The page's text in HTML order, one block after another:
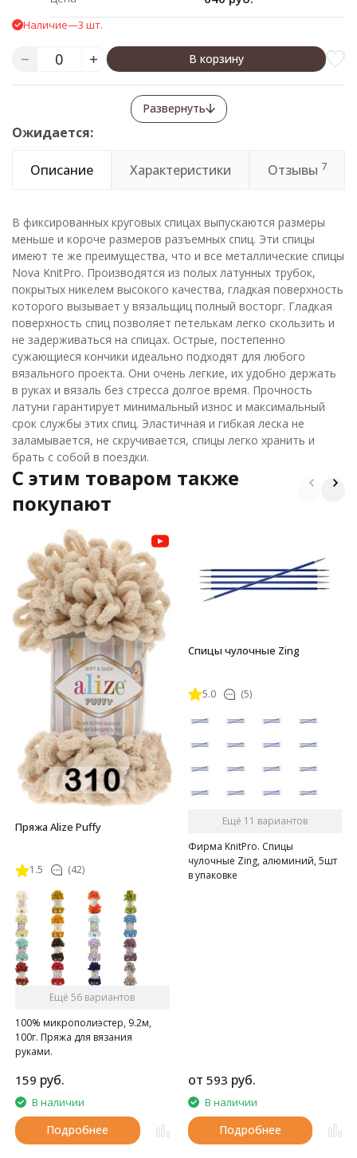
Наличие—3 шт.
В корзину
Развернуть
Ожидается:
Описание Характеристики Отзывы 7
В фиксированных круговых спицах выпускаются размеры
меньше и короче размеров разъемных спиц. Эти спицы
имеют те же преимущества, что и все металлические спицы
Nova KnitPro. Производятся из полых латунных трубок,
покрытых никелем высокого качества, гладкая поверхность
которого вызывает у вязальщиц полный восторг. Гладкая
поверхность спиц позволяет петелькам легко скользить и
не задерживаться на спицах. Острые, постепенно
сужающиеся кончики идеально подходят для любого
вязального проекта. Они очень легкие, их удобно держать
в руках и вязаль без стресса долгое время. Прочность
латуни гарантирует минимальный износ и максимальный
срок службы этих спиц. Эластичная и гибкая леска не
заламывается, не скручивается, спицы легко хранить и
брать с собой в поездки.
C этим товаром также
покупают
Пряжа Alize Puffy
1.5 (42)
Ещё 56 вариантов
100% микрополиэстер, 9.2м,
100г. Пряжа для вязания
руками.
159 руб.
В наличии
Подробнее
Спицы чулочные Zing
5.0 (5)
Ещё 11 вариантов
Фирма KnitPro. Спицы
чулочные Zing, алюминий, 5шт
в упаковке
от 593 руб.
В наличии
Подробнее